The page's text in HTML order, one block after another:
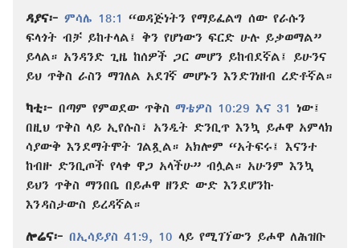
ዳያና፦ ምሳሌ 18:1
“ወዳጅነትን የማይፈልግ ሰው የራሱን
ፍላጎት ብቻ ይከተላል፤ ቅን የሆነውን ፍርድ ሁሉ ይቃወማል”
ይላል። አንዳንድ ጊዜ ከሰዎች ጋር መሆን ይከብደኛል፤ ይሁንና
ይህ ጥቅስ ራስን ማገለል አደገኛ መሆኑን እንድገነዘብ ረድቶኛል።
ካቲ፦ በጣም የምወደው ጥቅስ ማቴዎስ 10:29 እና 31
ነው፤
በዚህ ጥቅስ ላይ ኢየሱስ፣ አንዲት ድንቢጥ እንኳ ይሖዋ አምላክ
ሳያውቅ እንደማትሞት ገልጿል። አክሎም “አትፍሩ፤ እናንተ
ከብዙ ድንቢጦች የላቀ ዋጋ አላችሁ” ብሏል። አሁንም እንኳ
ይህን ጥቅስ ማንበቤ በይሖዋ ዘንድ ውድ እንደሆንኩ
እንዳስታውስ ይረዳኛል።
ሎሬና፦ በኢሳይያስ 41:9, 10 ላይ የሚገኘውን ይሖዋ ለሕዝቡ